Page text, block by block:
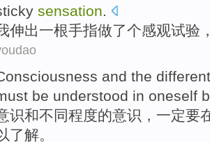
sensation.
伸出一根手指做了个感观试验
and the different
be understood in oneself
识和不同程度的意识， 一定要
了解。